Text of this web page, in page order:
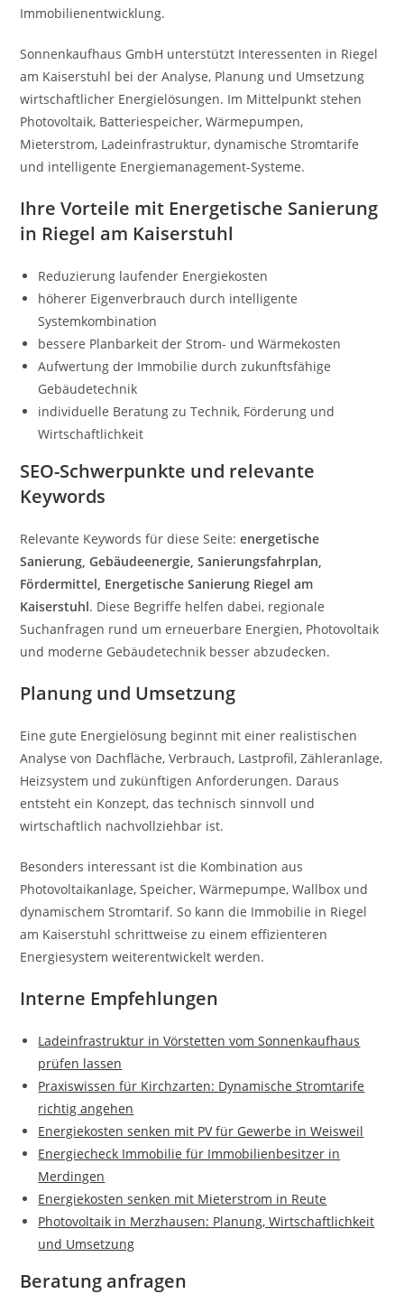
Immobilienentwicklung.
Sonnenkaufhaus GmbH unterstützt Interessenten in Riegel
am Kaiserstuhl bei der Analyse, Planung und Umsetzung
wirtschaftlicher Energielösungen. Im Mittelpunkt stehen
Photovoltaik, Batteriespeicher, Wärmepumpen,
Mieterstrom, Ladeinfrastruktur, dynamische Stromtarife
und intelligente Energiemanagement-Systeme.
Ihre Vorteile mit Energetische Sanierung
in Riegel am Kaiserstuhl
Reduzierung laufender Energiekosten
höherer Eigenverbrauch durch intelligente
Systemkombination
bessere Planbarkeit der Strom- und Wärmekosten
Aufwertung der Immobilie durch zukunftsfähige
Gebäudetechnik
individuelle Beratung zu Technik, Förderung und
Wirtschaftlichkeit
SEO-Schwerpunkte und relevante
Keywords
Relevante Keywords für diese Seite:energetische
Sanierung, Gebäudeenergie, Sanierungsfahrplan,
Fördermittel, Energetische Sanierung Riegel am
Kaiserstuhl. Diese Begriffe helfen dabei, regionale
Suchanfragen rund um erneuerbare Energien, Photovoltaik
und moderne Gebäudetechnik besser abzudecken.
Planung und Umsetzung
Eine gute Energielösung beginnt mit einer realistischen
Analyse von Dachfläche, Verbrauch, Lastprofil, Zähleranlage,
Heizsystem und zukünftigen Anforderungen. Daraus
entsteht ein Konzept, das technisch sinnvoll und
wirtschaftlich nachvollziehbar ist.
Besonders interessant ist die Kombination aus
Photovoltaikanlage, Speicher, Wärmepumpe, Wallbox und
dynamischem Stromtarif. So kann die Immobilie in Riegel
am Kaiserstuhl schrittweise zu einem effizienteren
Energiesystem weiterentwickelt werden.
Interne Empfehlungen
Ladeinfrastruktur in Vörstetten vom Sonnenkaufhaus
prüfen lassen
Praxiswissen für Kirchzarten: Dynamische Stromtarife
richtig angehen
Energiekosten senken mit PV für Gewerbe in Weisweil
Energiecheck Immobilie für Immobilienbesitzer in
Merdingen
Energiekosten senken mit Mieterstrom in Reute
Photovoltaik in Merzhausen: Planung, Wirtschaftlichkeit
und Umsetzung
Beratung anfragen